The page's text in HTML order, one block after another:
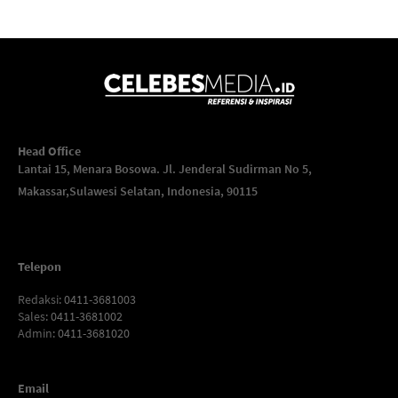
Head Office
Lantai 15, Menara Bosowa. Jl. Jenderal Sudirman No 5,
Makassar,Sulawesi Selatan, Indonesia, 90115
Telepon
Redaksi: 0411-3681003
Sales: 0411-3681002
Admin: 0411-3681020
Email